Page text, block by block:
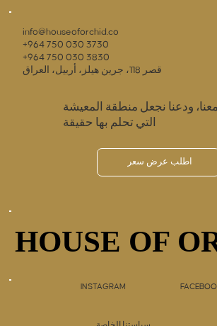
info@houseoforchid.co
+964 750 030 3730
+964 750 030 3830
قصر 118، جرين هيلز، أربيل، العراق
ودعنا نجعل منطقة المعيشة
التي تحلم بها حقيقة
اطلب عرض سعر
HOUSE OF
HOUSE OF
INSTAGRAM